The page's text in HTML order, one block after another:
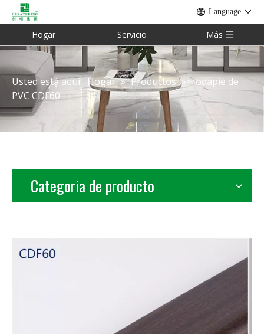
Language
Hogar Servicio Más
Usted está aquí: Hogar » Productos » rodapié de
PVC CDF60
Categoria de producto